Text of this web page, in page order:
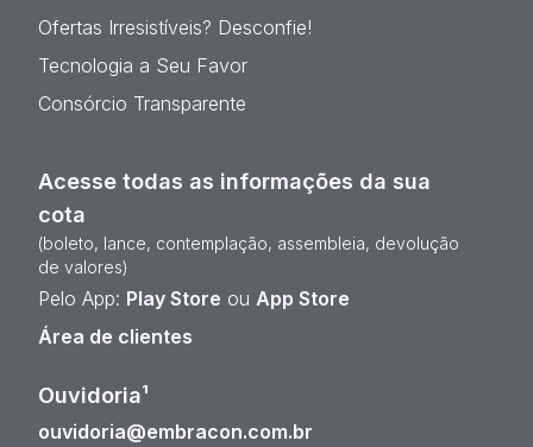
Ofertas Irresistíveis? Desconfie!
Tecnologia a Seu Favor
Consórcio Transparente
Acesse todas as informações da sua
cota
(boleto, lance, contemplação, assembleia, devolução
de valores)
Pelo App: Play Store ou App Store
Área de clientes
Ouvidoria¹
ouvidoria@embracon.com.br